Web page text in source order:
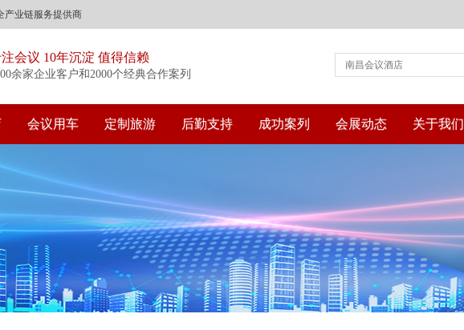
产业链服务提供商
会议 10年沉淀 值得信赖
余家企业客户和2000个经典合作案列
会议用车 定制旅游 后勤支持 成功案列 会展动态 关于我们